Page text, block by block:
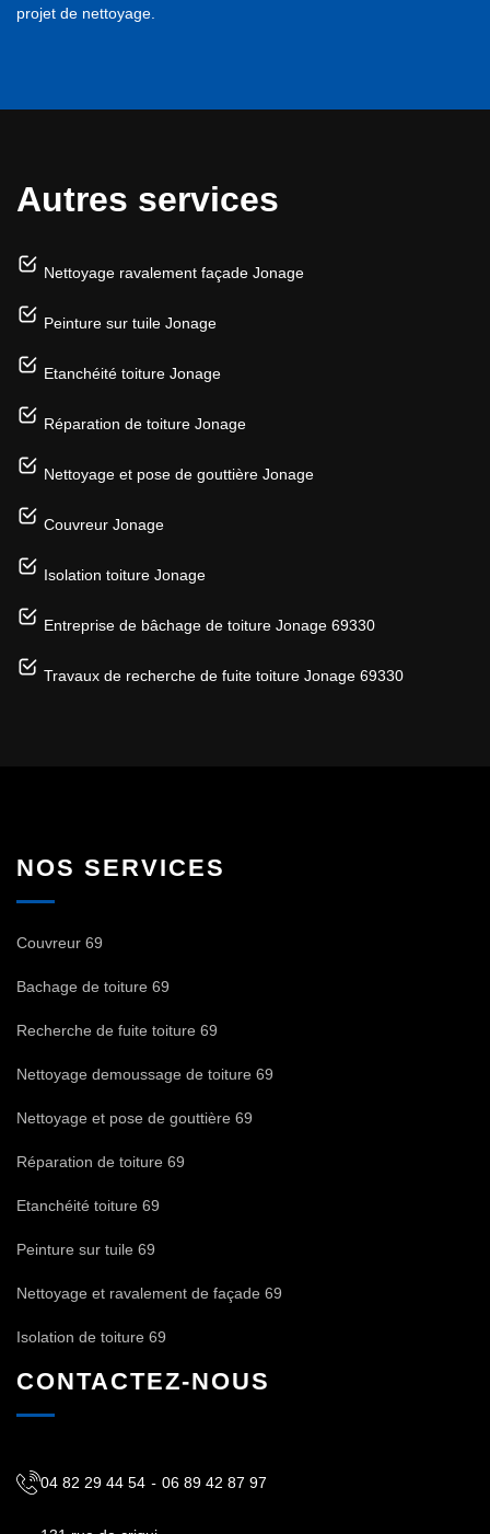
projet de nettoyage.
Autres services
Nettoyage ravalement façade Jonage
Peinture sur tuile Jonage
Etanchéité toiture Jonage
Réparation de toiture Jonage
Nettoyage et pose de gouttière Jonage
Couvreur Jonage
Isolation toiture Jonage
Entreprise de bâchage de toiture Jonage 69330
Travaux de recherche de fuite toiture Jonage 69330
NOS SERVICES
Couvreur 69
Bachage de toiture 69
Recherche de fuite toiture 69
Nettoyage demoussage de toiture 69
Nettoyage et pose de gouttière 69
Réparation de toiture 69
Etanchéité toiture 69
Peinture sur tuile 69
Nettoyage et ravalement de façade 69
Isolation de toiture 69
CONTACTEZ-NOUS
04 82 29 44 54 - 06 89 42 87 97